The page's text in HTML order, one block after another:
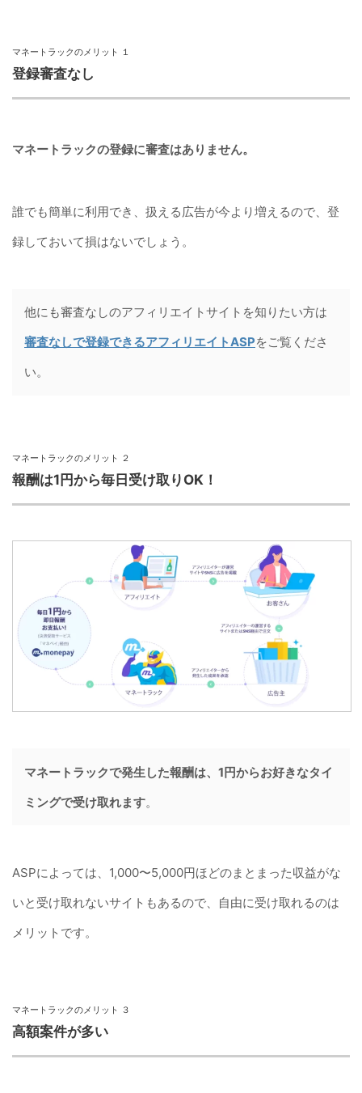
マネートラックのメリット １
登録審査なし
マネートラックの登録に審査はありません。
誰でも簡単に利用でき、扱える広告が今より増えるので、登
録しておいて損はないでしょう。
他にも審査なしのアフィリエイトサイトを知りたい方は
審査なしで登録できるアフィリエイトASPをご覧くださ
い。
マネートラックのメリット ２
報酬は1円から毎日受け取りOK！
マネートラックで発生した報酬は、1円からお好きなタイ
ミングで受け取れます。
ASPによっては、1,000〜5,000円ほどのまとまった収益がな
いと受け取れないサイトもあるので、自由に受け取れるのは
メリットです。
マネートラックのメリット ３
高額案件が多い